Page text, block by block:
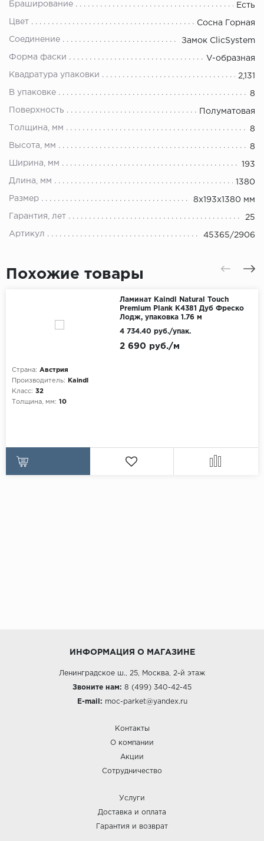
Браширование Есть
Цвет Сосна Горная
Соединение Замок ClicSystem
Форма фаски V-образная
Квадратура упаковки 2,131
В упаковке 8
Поверхность Полуматовая
Толщина, мм 8
Высота, мм 8
Ширина, мм 193
Длина, мм 1380
Размер 8х193х1380 мм
Гарантия, лет 25
Артикул 45365/2906
Похожие товары
Ламинат Kaindl Natural Touch
Premium Plank K4381 Дуб Фреско
Лодж, упаковка 1.76 м
Страна: Австрия
Производитель:
Kaindl
Класс: 32
Толщина, мм: 10
2 690 руб./м
4 734.40 руб./упак.
ИНФОРМАЦИЯ О МАГАЗИНЕ
Ленинградское ш., 25, Москва, 2-й этаж
Звоните нам: 8 (499) 340-42-45
E-mail: moc-parket@yandex.ru
Контакты
О компании
Акции
Сотрудничество
Услуги
Доставка и оплата
Гарантия и возврат